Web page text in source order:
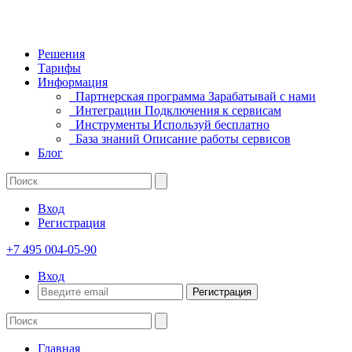
Решения
Тарифы
Информация
Партнерская программа Зарабатывай с нами
Интеграции Подключения к сервисам
Инструменты Используй бесплатно
База знаний Описание работы сервисов
Блог
Вход
Регистрация
+7 495 004-05-90
Вход
Регистрация
Главная